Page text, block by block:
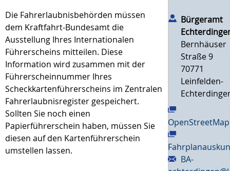
Die Fahrerlaubnisbehörden müssen
dem Kraftfahrt-Bundesamt die
Ausstellung Ihres Internationalen
Führerscheins mitteilen. Diese
Information wird zusammen mit der
Führerscheinnummer Ihres
Scheckkartenführerscheins im Zentralen
Fahrerlaubnisregister gespeichert.
Sollten Sie noch einen
Papierführerschein haben, müssen Sie
diesen auf den Kartenführerschein
umstellen lassen.
Bürgeramt
Bernhäuser
Straße 9
70771
Leinfelden-
OpenStreetMap
BA-